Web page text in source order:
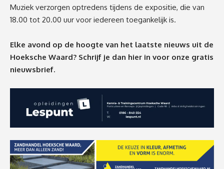
Muziek verzorgen optredens tijdens de expositie, die van
18.00 tot 20.00 uur voor iedereen toegankelijk is.
Elke avond op de hoogte van het laatste nieuws uit de
Hoeksche Waard? Schrijf je dan hier in voor onze gratis
nieuwsbrief.